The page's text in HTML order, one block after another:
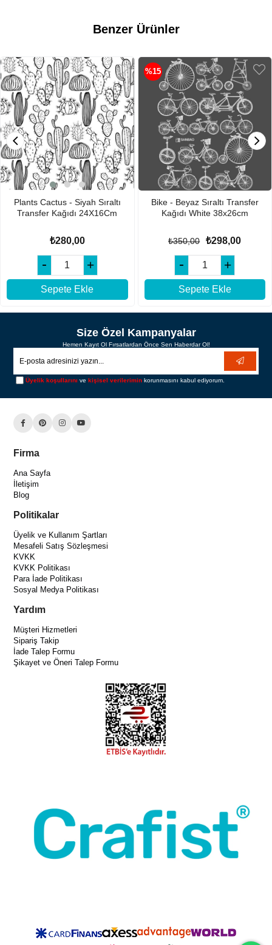
Benzer Ürünler
Plants Cactus - Siyah Sıraltı
Transfer Kağıdı 24X16Cm
₺280,00
Sepete Ekle
Bike - Beyaz Sıraltı Transfer
Kağıdı White 38x26cm
₺298,00
₺350,00
Sepete Ekle
%15
Size Özel Kampanyalar
Hemen Kayıt Ol Fırsatlardan Önce Sen Haberdar Ol!
Üyelik koşullarını vekişisel verilerimin korunmasını kabul ediyorum.
Firma
Ana Sayfa
İletişim
Blog
Politikalar
Üyelik ve Kullanım Şartları
Mesafeli Satış Sözleşmesi
KVKK
KVKK Politikası
Para İade Politikası
Sosyal Medya Politikası
Yardım
Müşteri Hizmetleri
Sipariş Takip
İade Talep Formu
Şikayet ve Öneri Talep Formu